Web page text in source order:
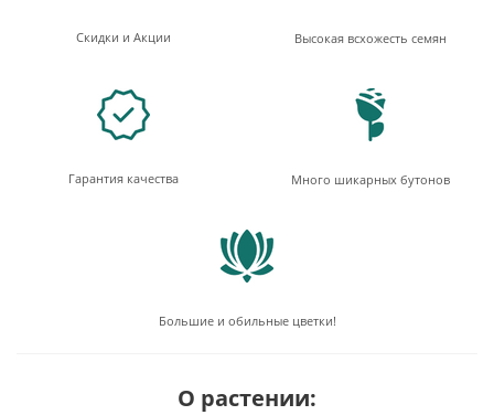
Скидки и Акции Высокая всхожесть семян
Гарантия качества Много шикарных бутонов
Большие и обильные цветки!
О растении: